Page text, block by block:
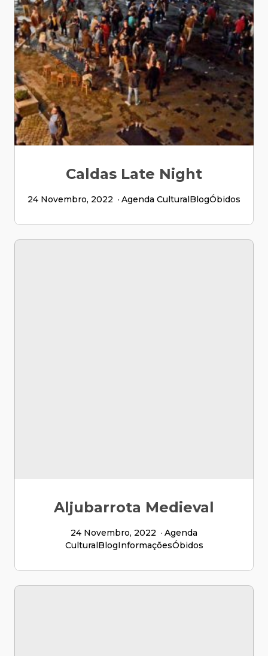
Caldas Late Night
24 Novembro, 2022 Agenda CulturalBlogÓbidos
Aljubarrota Medieval
24 Novembro, 2022
Agenda
CulturalBlogInformaçõesÓbidos